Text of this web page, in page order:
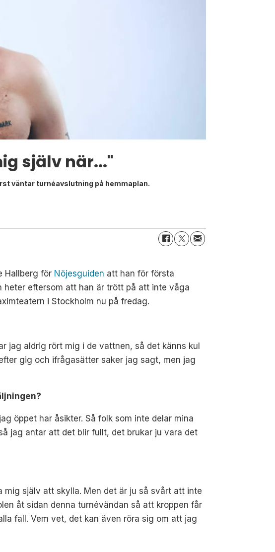
själv när..."
väntar turnéavslutning på hemmaplan.
Hallberg för Nöjesguiden att han för första
heter eftersom att han är trött på att inte våga
i Stockholm nu på fredag.
jag aldrig rört mig i de vattnen, så det känns kul
gig och ifrågasätter saker jag sagt, men jag
öppet har åsikter. Så folk som inte delar mina
jag antar att det blir fullt, det brukar ju vara det
mig själv att skylla. Men det är ju så svårt att inte
åt sidan denna turnévändan så att kroppen får
fall. Vem vet, det kan även röra sig om att jag